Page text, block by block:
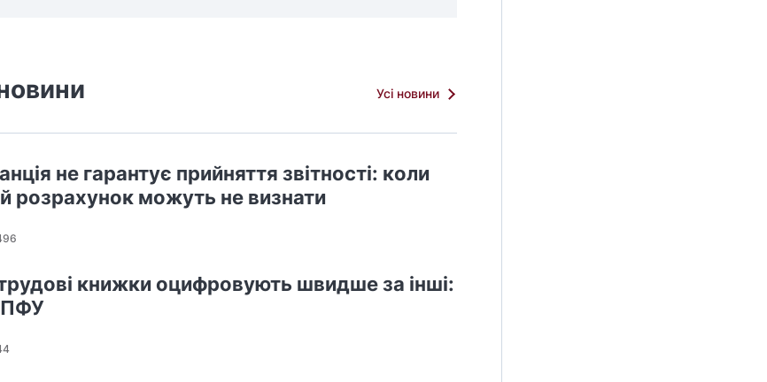
Усі новини
не гарантує прийняття звітності: коли
розрахунок можуть не визнати
книжки оцифровують швидше за інші:
ПФУ